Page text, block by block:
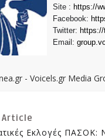
Site : https://
Facebook:
Twitter:
Email:
- Voicels.gr Media
Article
Εκλογές ΠΑΣΟΚ: